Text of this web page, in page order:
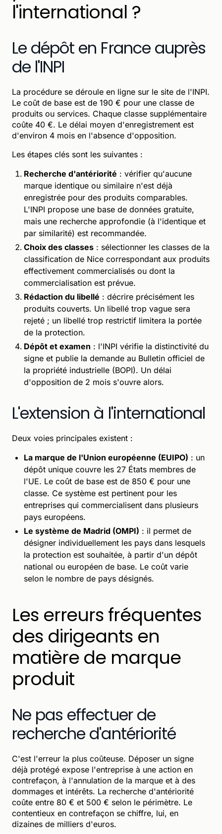
l'international ?
Le dépôt en France auprès
de l'INPI
La procédure se déroule en ligne sur le site de l'INPI.
Le coût de base est de 190 € pour une classe de
produits ou services. Chaque classe supplémentaire
coûte 40 €. Le délai moyen d'enregistrement est
d'environ 4 mois en l'absence d'opposition.
Les étapes clés sont les suivantes :
Recherche d'antériorité : vérifier qu'aucune
marque identique ou similaire n'est déjà
enregistrée pour des produits comparables.
L'INPI propose une base de données gratuite,
mais une recherche approfondie (à l'identique et
par similarité) est recommandée.
Choix des classes : sélectionner les classes de la
classification de Nice correspondant aux produits
effectivement commercialisés ou dont la
commercialisation est prévue.
Rédaction du libellé : décrire précisément les
produits couverts. Un libellé trop vague sera
rejeté ; un libellé trop restrictif limitera la portée
de la protection.
Dépôt et examen : l'INPI vérifie la distinctivité du
signe et publie la demande au Bulletin officiel de
la propriété industrielle (BOPI). Un délai
d'opposition de 2 mois s'ouvre alors.
L'extension à l'international
Deux voies principales existent :
La marque de l'Union européenne (EUIPO) : un
dépôt unique couvre les 27 États membres de
l'UE. Le coût de base est de 850 € pour une
classe. Ce système est pertinent pour les
entreprises qui commercialisent dans plusieurs
pays européens.
Le système de Madrid (OMPI) : il permet de
désigner individuellement les pays dans lesquels
la protection est souhaitée, à partir d'un dépôt
national ou européen de base. Le coût varie
selon le nombre de pays désignés.
Les erreurs fréquentes
des dirigeants en
matière de marque
produit
Ne pas effectuer de
recherche d'antériorité
C'est l'erreur la plus coûteuse. Déposer un signe
déjà protégé expose l'entreprise à une action en
contrefaçon, à l'annulation de la marque et à des
dommages et intérêts. La recherche d'antériorité
coûte entre 80 € et 500 € selon le périmètre. Le
contentieux en contrefaçon se chiffre, lui, en
dizaines de milliers d'euros.